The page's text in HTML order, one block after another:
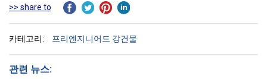
>> share to
카테고리: 프리엔지니어드 강건물
관련 뉴스: